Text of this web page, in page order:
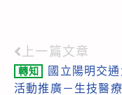
Read
more
上一篇文章
轉知
國立陽明交
活動推廣－生技醫